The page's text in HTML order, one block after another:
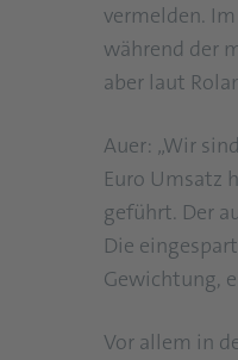
vermelden.
während der
aber laut
Auer: „Wir
Euro Umsatz
geführt. Der
Die
Gewichtung,
Vor allem in